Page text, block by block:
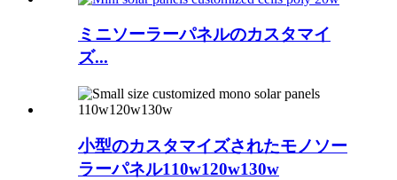
ミニソーラーパネルのカスタマイ
ズ...
小型のカスタマイズされたモノソー
ラーパネル110w120w130w